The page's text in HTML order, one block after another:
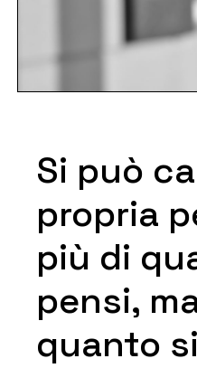
Si può
propria
più di
pensi,
quanto